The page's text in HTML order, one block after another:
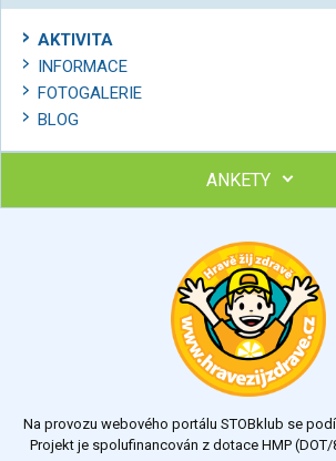
AKTIVITA
INFORMACE
FOTOGALERIE
BLOG
ANKETY
Výsledky
Na provozu webového portálu STOBklub se
Projekt je spolufinancován z dotace HMP